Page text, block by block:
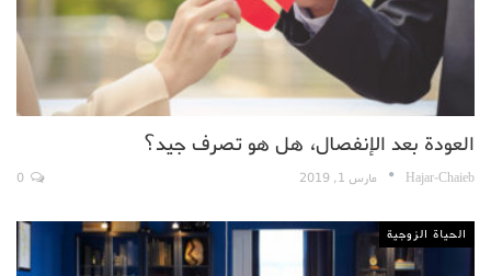
العودة بعد الإنفصال، هل هو تصرف جيد؟
Hajar-Chaieb مارس 1, 2019
الحياة الزوجية